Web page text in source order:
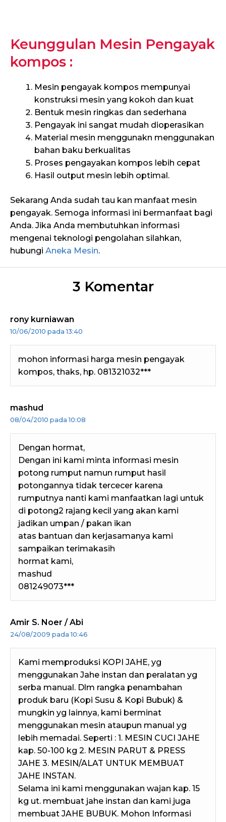
Keunggulan Mesin Pengayak
kompos :
Mesin pengayak kompos mempunyai
konstruksi mesin yang kokoh dan kuat
Bentuk mesin ringkas dan sederhana
Pengayak ini sangat mudah dioperasikan
Material mesin menggunakn menggunakan
bahan baku berkualitas
Proses pengayakan kompos lebih cepat
Hasil output mesin lebih optimal.
Sekarang Anda sudah tau kan manfaat mesin
pengayak. Semoga informasi ini bermanfaat bagi
Anda. Jika Anda membutuhkan informasi
mengenai teknologi pengolahan silahkan,
hubungi Aneka Mesin.
3 Komentar
rony kurniawan
10/06/2010 pada 13:40
mohon informasi harga mesin pengayak
kompos, thaks, hp. 081321032***
mashud
08/04/2010 pada 10:08
Dengan hormat,
Dengan ini kami minta informasi mesin
potong rumput namun rumput hasil
potongannya tidak tercecer karena
rumputnya nanti kami manfaatkan lagi untuk
di potong2 rajang kecil yang akan kami
jadikan umpan / pakan ikan
atas bantuan dan kerjasamanya kami
sampaikan terimakasih
hormat kami,
mashud
081249073***
Amir S. Noer / Abi
24/08/2009 pada 10:46
Kami memproduksi KOPI JAHE, yg
menggunakan Jahe instan dan peralatan yg
serba manual. Dlm rangka penambahan
produk baru (Kopi Susu & Kopi Bubuk) &
mungkin yg lainnya, kami berminat
menggunakan mesin ataupun manual yg
lebih memadai. Seperti : 1. MESIN CUCI JAHE
kap. 50-100 kg 2. MESIN PARUT & PRESS
JAHE 3. MESIN/ALAT UNTUK MEMBUAT
JAHE INSTAN.
Selama ini kami menggunakan wajan kap. 15
kg ut. membuat jahe instan dan kami juga
membuat JAHE BUBUK. Mohon Informasi